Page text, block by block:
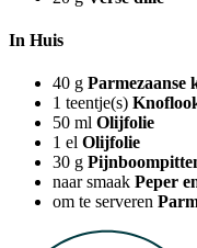
In Huis
40 g Parmezaanse
1 teentje(s)
50 ml Olijfolie
1 el Olijfolie
30 g
naar smaak Peper
om te serveren